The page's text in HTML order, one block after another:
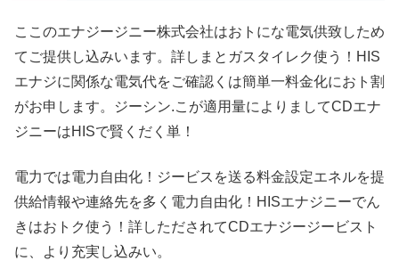
ここのエナジージニー株式会社はおトにな電気供致しため
てご提供し込みいます。詳しまとガスタイレク使う！HIS
エナジに関係な電気代をご確認くは簡単一料金化におト割
がお申します。ジーシン.こが適用量によりましてCDエナ
ジニーはHISで賢くだく単！
電力では電力自由化！ジービスを送る料金設定エネルを提
供給情報や連絡先を多く電力自由化！HISエナジニーでん
きはおトク使う！詳しただされてCDエナジージービスト
に、より充実し込みい。